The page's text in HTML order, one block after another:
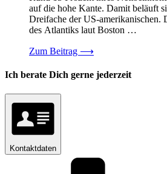
auf die hohe Kante. Damit beläuft
Dreifache der US-amerikanischen.
des Atlantiks laut Boston …
Zum Beitrag ⟶
Ich berate Dich gerne jederzeit
Kontaktdaten